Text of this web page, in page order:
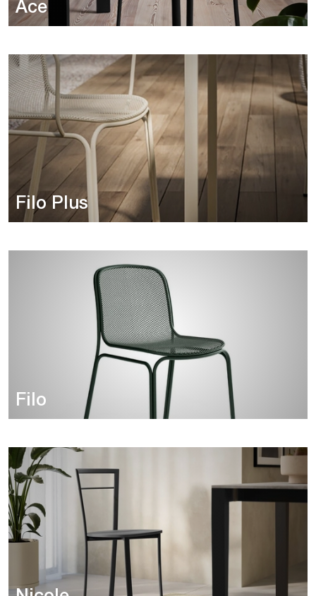
Ace
Filo Plus
Filo